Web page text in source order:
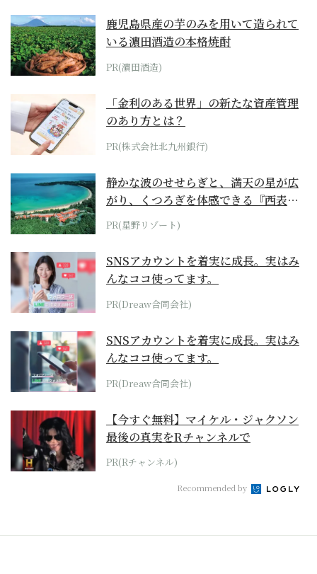
鹿児島県産の芋のみを用いて造られて
いる濵田酒造の本格焼酎
PR(濵田酒造)
「金利のある世界」の新たな資産管理
のあり方とは？
PR(株式会社北九州銀行)
静かな波のせせらぎと、満天の星が広
がり、くつろぎを体感できる『西表島
ホテル by...
PR(星野リゾート)
SNSアカウントを着実に成長。実はみ
んなココ使ってます。
PR(Dreaw合同会社)
SNSアカウントを着実に成長。実はみ
んなココ使ってます。
PR(Dreaw合同会社)
【今すぐ無料】マイケル・ジャクソン
最後の真実をRチャンネルで
PR(Rチャンネル)
Recommended by